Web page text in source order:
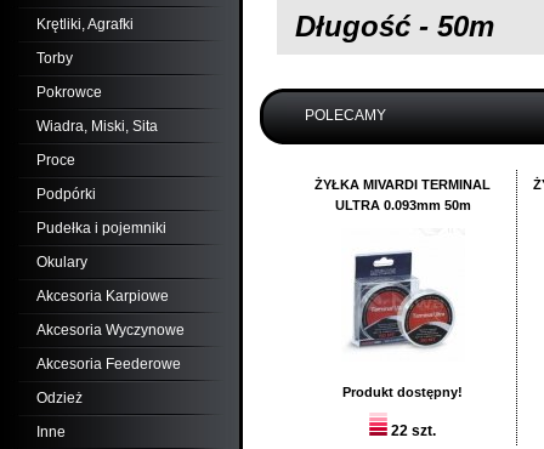
Krętliki, Agrafki
Torby
Pokrowce
Wiadra, Miski, Sita
Proce
Podpórki
Pudełka i pojemniki
Okulary
Akcesoria Karpiowe
Akcesoria Wyczynowe
Akcesoria Feederowe
Odzież
Inne
Długość - 50m
POLECAMY
ŻYŁKA MIVARDI TERMINAL
ULTRA 0.093mm 50m
Produkt dostępny!
22 szt.